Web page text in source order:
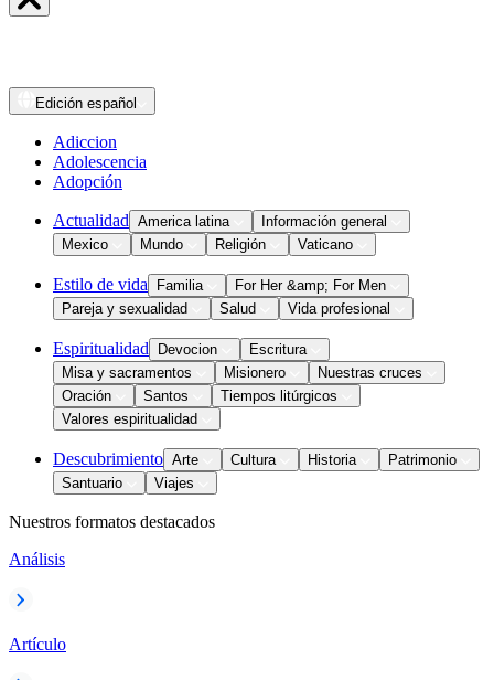
Edición español
Adiccion
Adolescencia
Adopción
Actualidad America latina
Información general
Mexico
Mundo Religión Vaticano
Estilo de vida Familia
For Her &amp; For Men
Pareja y sexualidad
Salud Vida profesional
Espiritualidad Devocion
Escritura
Misa y sacramentos
Misionero
Nuestras cruces
Oración
Santos
Tiempos litúrgicos
Valores espiritualidad
Descubrimiento Arte Cultura Historia
Patrimonio
Santuario
Viajes
Nuestros formatos destacados
Análisis
Artículo